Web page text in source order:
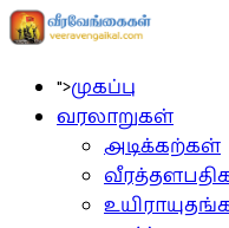
">முகப்பு
வரலாறுகள்
அடிக்கற்கள்